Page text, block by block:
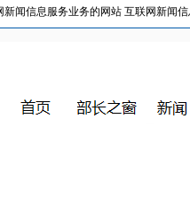
闻信息服务业务的网站 互联网新闻信